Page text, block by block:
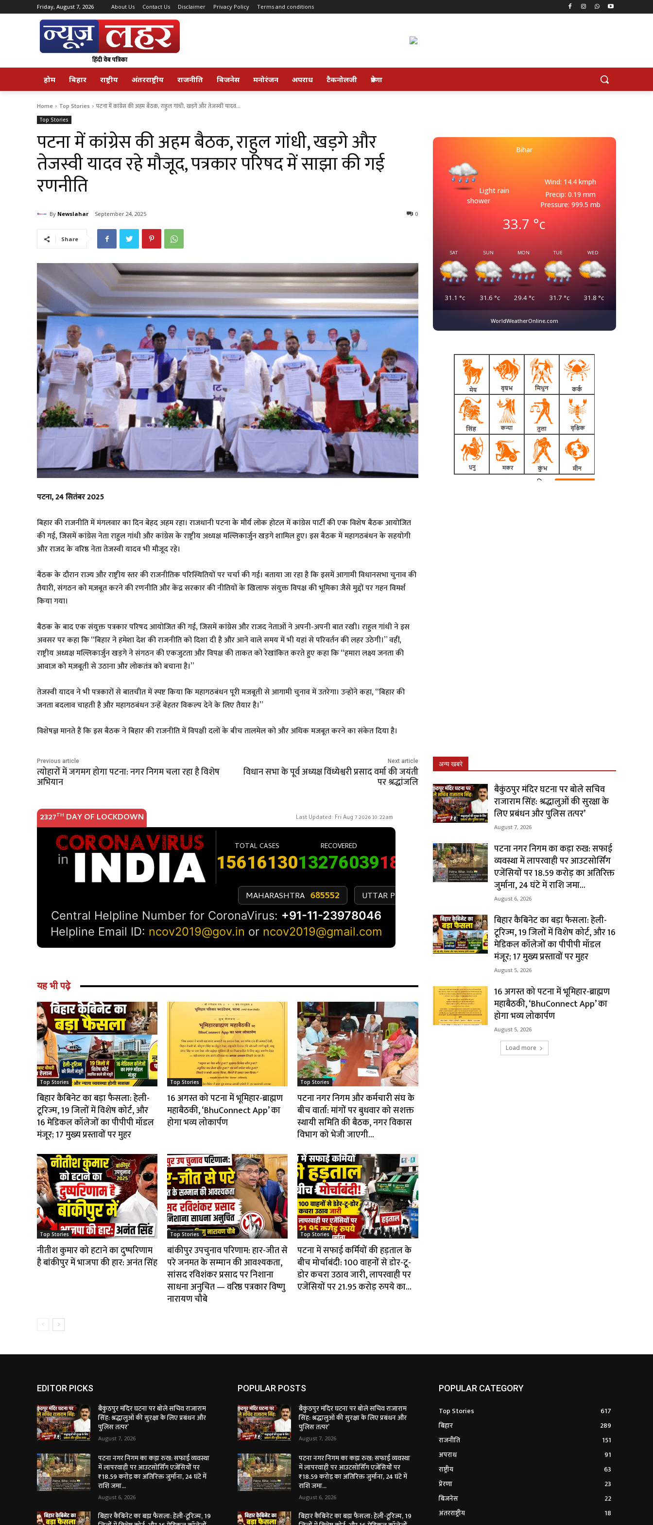
Friday, August 7, 2026 About Us Contact Us Disclaimer Privacy Policy Terms and conditions
होम बिहार राष्ट्रीय अंतरराष्ट्रीय राजनीति बिजनेस मनोरंजन अपराध टैकनोलजी प्रेरणा
Home Top Stories पटना में कांग्रेस की अहम बैठक, राहुल गांधी, खड़गे और तेजस्वी यादव...
Top Stories
पटना में कांग्रेस की अहम बैठक, राहुल गांधी, खड़गे और
तेजस्वी यादव रहे मौजूद, पत्रकार परिषद में साझा की गई
रणनीति
By Newslahar September 24, 2025 0
Share
पटना, 24 सितंबर 2025
बिहार की राजनीति में मंगलवार का दिन बेहद अहम रहा। राजधानी पटना के मौर्य लोक होटल में कांग्रेस पार्टी की एक विशेष बैठक आयोजित
की गई, जिसमें कांग्रेस नेता राहुल गांधी और कांग्रेस के राष्ट्रीय अध्यक्ष मल्लिकार्जुन खड़गे शामिल हुए। इस बैठक में महागठबंधन के सहयोगी
और राजद के वरिष्ठ नेता तेजस्वी यादव भी मौजूद रहे।
बैठक के दौरान राज्य और राष्ट्रीय स्तर की राजनीतिक परिस्थितियों पर चर्चा की गई। बताया जा रहा है कि इसमें आगामी विधानसभा चुनाव की
तैयारी, संगठन को मज़बूत करने की रणनीति और केंद्र सरकार की नीतियों के खिलाफ संयुक्त विपक्ष की भूमिका जैसे मुद्दों पर गहन विमर्श
किया गया।
बैठक के बाद एक संयुक्त पत्रकार परिषद आयोजित की गई, जिसमें कांग्रेस और राजद नेताओं ने अपनी-अपनी बात रखी। राहुल गांधी ने इस
अवसर पर कहा कि “बिहार ने हमेशा देश की राजनीति को दिशा दी है और आने वाले समय में भी यहां से परिवर्तन की लहर उठेगी।” वहीं,
राष्ट्रीय अध्यक्ष मल्लिकार्जुन खड़गे ने संगठन की एकजुटता और विपक्ष की ताकत को रेखांकित करते हुए कहा कि “हमारा लक्ष्य जनता की
आवाज़ को मज़बूती से उठाना और लोकतंत्र को बचाना है।”
तेजस्वी यादव ने भी पत्रकारों से बातचीत में स्पष्ट किया कि महागठबंधन पूरी मजबूती से आगामी चुनाव में उतरेगा। उन्होंने कहा, “बिहार की
जनता बदलाव चाहती है और महागठबंधन उन्हें बेहतर विकल्प देने के लिए तैयार है।”
विशेषज्ञ मानते हैं कि इस बैठक ने बिहार की राजनीति में विपक्षी दलों के बीच तालमेल को और अधिक मजबूत करने का संकेत दिया है।
Previous article
त्योहारों में जगमग होगा पटना: नगर निगम चला रहा है विशेष
अभियान
Next article
विधान सभा के पूर्व अध्यक्ष विंध्येश्वरी प्रसाद वर्मा की जयंती
पर श्रद्धांजलि
यह भी पढ़े
Top Stories
बिहार कैबिनेट का बड़ा फैसला: हेली-
टूरिज्म, 19 जिलों में विशेष कोर्ट, और
16 मेडिकल कॉलेजों का पीपीपी मॉडल
मंजूर; 17 मुख्य प्रस्तावों पर मुहर
Top Stories
16 अगस्त को पटना में भूमिहार-ब्राह्मण
महाबैठकी, ‘BhuConnect App’ का
होगा भव्य लोकार्पण
Top Stories
पटना नगर निगम और कर्मचारी संघ के
बीच वार्ता: मांगों पर बुधवार को सशक्त
स्थायी समिति की बैठक, नगर विकास
विभाग को भेजी जाएगी...
Top Stories
नीतीश कुमार को हटाने का दुष्परिणाम
है बांकीपुर में भाजपा की हार: अनंत सिंह
Top Stories
बांकीपुर उपचुनाव परिणाम: हार-जीत से
परे जनमत के सम्मान की आवश्यकता,
सांसद रविशंकर प्रसाद पर निशाना
साधना अनुचित — वरिष्ठ पत्रकार विष्णु
नारायण चौबे
Top Stories
पटना में सफाई कर्मियों की हड़ताल के
बीच मोर्चाबंदी: 100 वाहनों से डोर-टू-
डोर कचरा उठाव जारी, लापरवाही पर
एजेंसियों पर 21.95 करोड़ रुपये का...
Bihar
Light rain
shower
Wind: 14.4 kmph
Precip: 0.19 mm
Pressure: 999.5 mb
33.7 °c
SAT
31.1 °c
SUN
31.6 °c
MON
29.4 °c
TUE
31.7 °c
WED
31.8 °c
WorldWeatherOnline.com
अन्य खबरे
बैकुंठपुर मंदिर घटना पर बोले सचिव
राजाराम सिंह: श्रद्धालुओं की सुरक्षा के
लिए प्रबंधन और पुलिस तत्पर’
August 7, 2026
पटना नगर निगम का कड़ा रुख: सफाई
व्यवस्था में लापरवाही पर आउटसोर्सिंग
एजेंसियों पर ₹18.59 करोड़ का अतिरिक्त
जुर्माना, 24 घंटे में राशि जमा...
August 6, 2026
बिहार कैबिनेट का बड़ा फैसला: हेली-
टूरिज्म, 19 जिलों में विशेष कोर्ट, और 16
मेडिकल कॉलेजों का पीपीपी मॉडल
मंजूर; 17 मुख्य प्रस्तावों पर मुहर
August 5, 2026
16 अगस्त को पटना में भूमिहार-ब्राह्मण
महाबैठकी, ‘BhuConnect App’ का
होगा भव्य लोकार्पण
August 5, 2026
Load more
EDITOR PICKS
बैकुंठपुर मंदिर घटना पर बोले सचिव राजाराम
सिंह: श्रद्धालुओं की सुरक्षा के लिए प्रबंधन और
पुलिस तत्पर’
August 7, 2026
पटना नगर निगम का कड़ा रुख: सफाई व्यवस्था
में लापरवाही पर आउटसोर्सिंग एजेंसियों पर
₹18.59 करोड़ का अतिरिक्त जुर्माना, 24 घंटे में
राशि जमा...
August 6, 2026
बिहार कैबिनेट का बड़ा फैसला: हेली-टूरिज्म, 19
POPULAR POSTS
बैकुंठपुर मंदिर घटना पर बोले सचिव राजाराम
सिंह: श्रद्धालुओं की सुरक्षा के लिए प्रबंधन और
पुलिस तत्पर’
August 7, 2026
पटना नगर निगम का कड़ा रुख: सफाई व्यवस्था
में लापरवाही पर आउटसोर्सिंग एजेंसियों पर
₹18.59 करोड़ का अतिरिक्त जुर्माना, 24 घंटे में
राशि जमा...
August 6, 2026
बिहार कैबिनेट का बड़ा फैसला: हेली-टूरिज्म, 19
POPULAR CATEGORY
Top Stories
617
बिहार
289
राजनीति
151
अपराध
91
राष्ट्रीय
63
प्रेरणा
23
बिजनेस
22
अंतरराष्ट्रीय
18